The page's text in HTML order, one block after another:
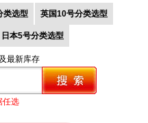
类选型 英国10号分类选型
日本5号分类选型
最新库存
任选